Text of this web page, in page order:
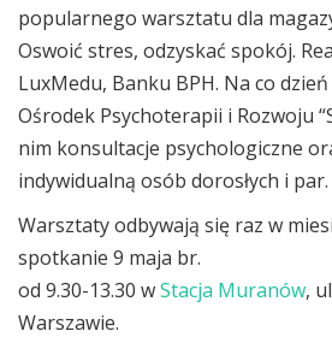
popularnego warsztatu dla
Oswoić stres, odzyskać spokój.
LuxMedu, Banku BPH. Na co
Ośrodek Psychoterapii i Rozwoju
nim konsultacje psychologiczne
indywidualną osób dorosłych i par.
Warsztaty odbywają się raz w
spotkanie 9 maja br.
od 9.30-13.30 wStacja Muranów,
Warszawie.